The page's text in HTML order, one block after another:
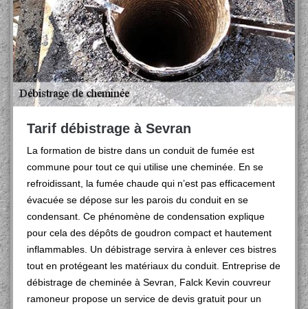
Tarif débistrage à Sevran
La formation de bistre dans un conduit de fumée est
commune pour tout ce qui utilise une cheminée. En se
refroidissant, la fumée chaude qui n’est pas efficacement
évacuée se dépose sur les parois du conduit en se
condensant. Ce phénomène de condensation explique
pour cela des dépôts de goudron compact et hautement
inflammables. Un débistrage servira à enlever ces bistres
tout en protégeant les matériaux du conduit. Entreprise de
débistrage de cheminée à Sevran, Falck Kevin couvreur
ramoneur propose un service de devis gratuit pour un